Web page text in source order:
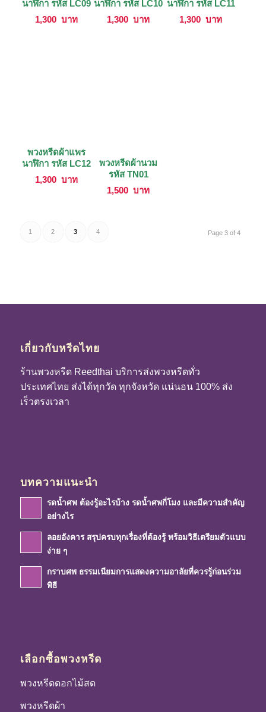
นาฬิกา รหัส LC09
1,300 บาท
นาฬิกา รหัส LC10
1,300 บาท
นาฬิกา รหัส LC11
1,300 บาท
พวงหรีดผ้าแพร
นาฬิกา รหัส LC12
1,300 บาท
พวงหรีดผ้านวม
รหัส TN01
1,500 บาท
Page 3 of 4
1 2 3 4
เกี่ยวกับหรีดไทย
ร้านพวงหรีด Reedthai บริการส่งพวงหรีดทั่ว
ประเทศไทย ส่งได้ทุกวัด ทุกจังหวัด แน่นอน 100% ส่ง
เร็วตรงเวลา
บทความแนะนำ
รดน้ำศพ ต้องรู้อะไรบ้าง รดน้ำศพกี่โมง และมีความสำคัญ
อย่างไร
ลอยอังคาร สรุปครบทุกเรื่องที่ต้องรู้ พร้อมวิธีเตรียมตัวแบบ
ง่าย ๆ
กราบศพ ธรรมเนียมการแสดงความอาลัยที่ควรรู้ก่อนร่วม
พิธี
เลือกซื้อพวงหรีด
พวงหรีดดอกไม้สด
พวงหรีดผ้า